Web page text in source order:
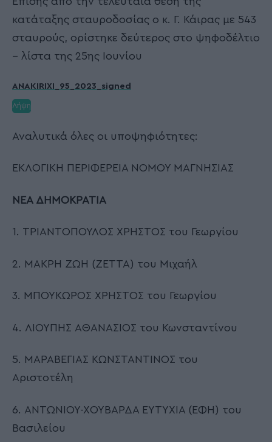
κατάταξης σταυροδοσίας ο κ. Γ. Κάιρας με 543
σταυρούς, ορίστηκε δεύτερος στο ψηφοδέλτιο
– λίστα της 25ης Ιουνίου
ANAKIRIXI_95_2023_signed
Λήψη
Αναλυτικά όλες οι υποψηφιότητες:
ΕΚΛΟΓΙΚΗ ΠΕΡΙΦΕΡΕΙΑ ΝΟΜΟΥ ΜΑΓΝΗΣΙΑΣ
ΝΕΑ ΔΗΜΟΚΡΑΤΙΑ
1. ΤΡΙΑΝΤΟΠΟΥΛΟΣ ΧΡΗΣΤΟΣ του Γεωργίου
2. ΜΑΚΡΗ ΖΩΗ (ΖΕΤΤΑ) του Μιχαήλ
3. ΜΠΟΥΚΩΡΟΣ ΧΡΗΣΤΟΣ του Γεωργίου
4. ΛΙΟΥΠΗΣ ΑΘΑΝΑΣΙΟΣ του Κωνσταντίνου
5. ΜΑΡΑΒΕΓΙΑΣ ΚΩΝΣΤΑΝΤΙΝΟΣ του
Αριστοτέλη
6. ΑΝΤΩΝΙΟΥ-ΧΟΥΒΑΡΔΑ ΕΥΤΥΧΙΑ (ΕΦΗ) του
Βασιλείου